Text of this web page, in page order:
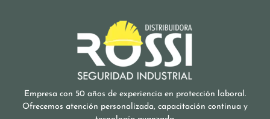
Empresa con 50 años de experiencia en protección laboral.
Ofrecemos atención personalizada, capacitación continua y